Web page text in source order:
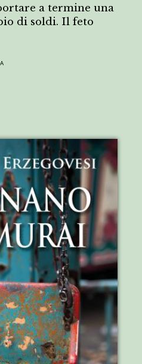
a termine una
di soldi. Il feto